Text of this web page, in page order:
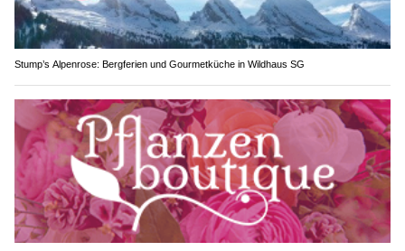
Stump’s Alpenrose: Bergferien und Gourmetküche in Wildhaus SG